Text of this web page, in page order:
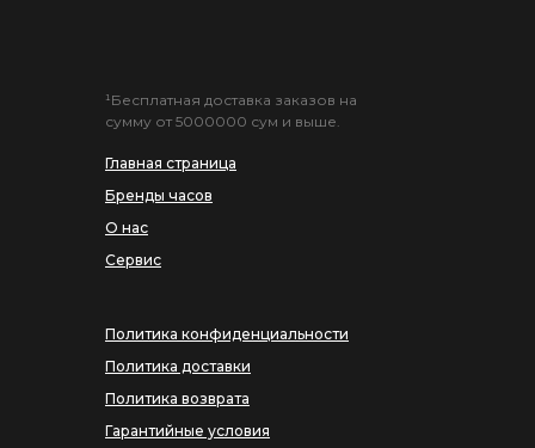
Главная страница
Бренды часов
О нас
Сервис
¹Бесплатная доставка заказов на
сумму от 5000000 сум и выше.
Политика конфиденциальности
Политика доставки
Политика возврата
Гарантийные условия